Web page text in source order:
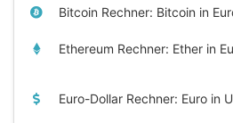
Bitcoin Rechner: Bitcoin in
Ethereum Rechner: Ether in
Euro-Dollar Rechner: Euro in